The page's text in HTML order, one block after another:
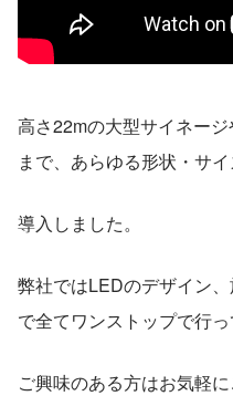
高さ22mの大型サイネー
まで、あらゆる形状・サ
導入しました。
弊社ではLEDのデザイン
で全てワンストップで行っ
ご興味のある方はお気軽に